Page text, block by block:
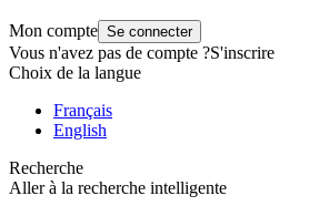
Mon compte Se connecter
Vous n'avez pas de compte ?S'inscrire
Choix de la langue
Français
English
Recherche
Aller à la recherche intelligente